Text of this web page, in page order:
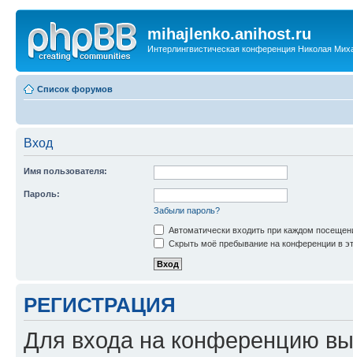
mihajlenko.anihost.ru
Интерлингвистическая конференция Николая
Список форумов
Вход
Имя пользователя:
Пароль:
Забыли пароль?
Автоматически входить при каждом
Скрыть моё пребывание на конференции в
РЕГИСТРАЦИЯ
Для входа на конференцию